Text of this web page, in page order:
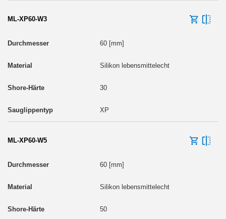
ML-XP60-W3
60 [mm]
Silikon lebensmittelecht
30
XP
ML-XP60-W5
60 [mm]
Silikon lebensmittelecht
50